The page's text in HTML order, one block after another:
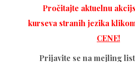
Pročitajte aktuelnu
kurseva stranih jezika
CENE!
Prijavite se na mejling